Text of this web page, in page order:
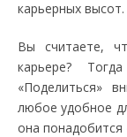
карьерных высот.
Вы считаете,
карьере?
«Поделиться»
любое удобное
она понадобится